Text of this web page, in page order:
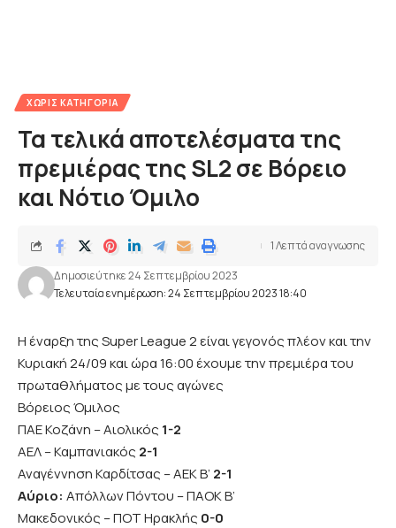
ΧΩΡΊΣ ΚΑΤΗΓΟΡΊΑ
Τα τελικά αποτελέσματα της
πρεμιέρας της SL2 σε Βόρειο
και Νότιο Όμιλο
Τελευταία ενημέρωση: 24 Σεπτεμβρίου 2023 18:40
Δημοσιεύτηκε 24 Σεπτεμβρίου 2023
1 Λεπτά αναγνωσης
Η έναρξη της Super League 2 είναι γεγονός πλέον και την
Κυριακή 24/09 και ώρα 16:00 έχουμε την πρεμιέρα του
πρωταθλήματος με τους αγώνες
Βόρειος Όμιλος
ΠΑΕ Κοζάνη – Αιολικός 1-2
ΑΕΛ – Καμπανιακός 2-1
Αναγέννηση Καρδίτσας – ΑΕΚ Β’ 2-1
Αύριο: Απόλλων Πόντου – ΠΑΟΚ Β’
Μακεδονικός – ΠΟΤ Ηρακλής 0-0